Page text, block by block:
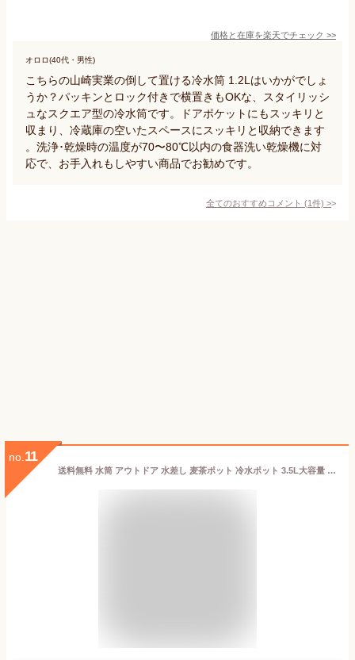
価格と在庫を楽天でチェック >>
オロロ(40代・男性)
こちらの山崎実業の倒して置ける冷水筒 1.2Lはいかがでしょ
うか？パッキンとロック付きで横置きもOKな、スタイリッシ
ュなスクエア型の冷水筒です。ドアポケットにもスッキリと
収まり、冷蔵庫の空いたスペースにスッキリと収納できます
。洗浄･乾燥時の温度が70〜80℃以内の食器洗い乾燥機に対
応で、お手入れもしやすい商品でお勧めです。
全てのおすすめコメント (1件) >
no. 11
送料無料 水筒 アウトドア 水差し 麦茶ポット 冷水ポット 3.5L大容量 冷水筒 片手 持ち手付き 耐熱 耐冷 食洗機対応 横置き 洗いやすい